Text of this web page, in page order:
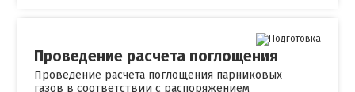
Проведение расчета поглощения
Проведение расчета поглощения парниковых
газов в соответствии с распоряжением